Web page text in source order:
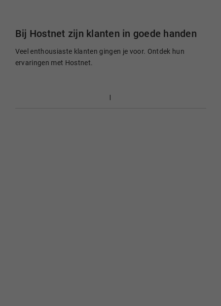
Bij Hostnet zijn klanten in goede handen
Veel enthousiaste klanten gingen je voor. Ontdek hun
ervaringen met Hostnet.